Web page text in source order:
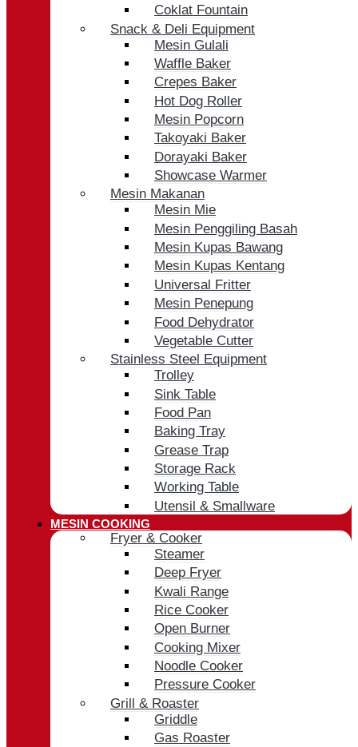
Coklat Fountain
Snack & Deli Equipment
Mesin Gulali
Waffle Baker
Crepes Baker
Hot Dog Roller
Mesin Popcorn
Takoyaki Baker
Dorayaki Baker
Showcase Warmer
Mesin Makanan
Mesin Mie
Mesin Penggiling Basah
Mesin Kupas Bawang
Mesin Kupas Kentang
Universal Fritter
Mesin Penepung
Food Dehydrator
Vegetable Cutter
Stainless Steel Equipment
Trolley
Sink Table
Food Pan
Baking Tray
Grease Trap
Storage Rack
Working Table
Utensil & Smallware
MESIN COOKING
Fryer & Cooker
Steamer
Deep Fryer
Kwali Range
Rice Cooker
Open Burner
Cooking Mixer
Noodle Cooker
Pressure Cooker
Grill & Roaster
Griddle
Gas Roaster